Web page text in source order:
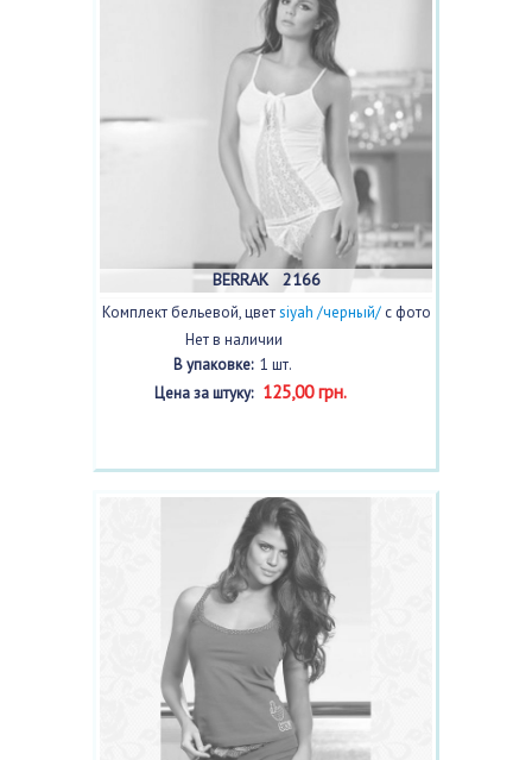
BERRAK 2166
Комплект бельевой, цветsiyah /черный/с фото
Нет в наличии
В упаковке:1 шт.
Цена за штуку:125,00 грн.